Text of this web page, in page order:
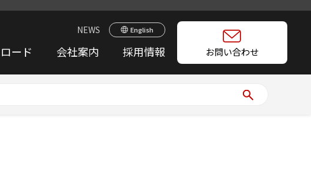
NEWS English
ード 会社案内 採用情報 お問い合わせ